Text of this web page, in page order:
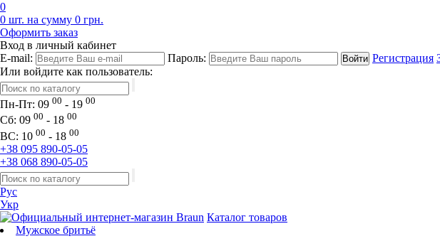
0
0 шт. на сумму 0 грн.
Оформить заказ
Вход в личный кабинет
E-mail:
Пароль: Регистрация
Или войдите как пользователь:
Пн-Пт: 09 00 - 19 00
Сб: 09 00 - 18 00
ВС: 10 00 - 18 00
+38 095 890-05-05
+38 068 890-05-05
Рус
Укр
Каталог товаров
Мужское бритьё